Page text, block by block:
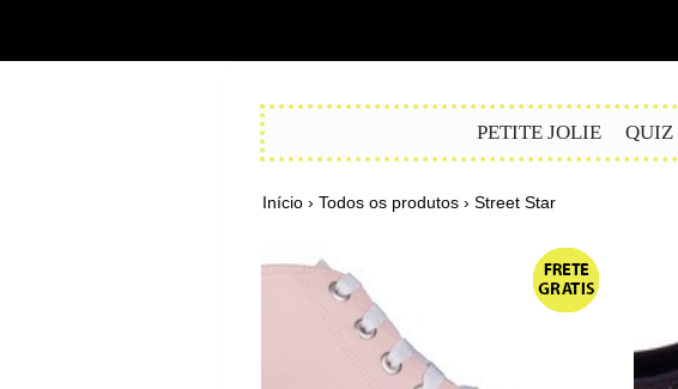
PETITE JOLIE QUIZ
Início › Todos os produtos › Street Star